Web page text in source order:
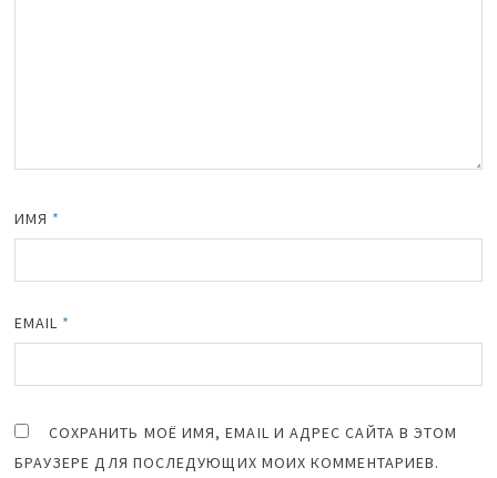
ИМЯ *
EMAIL *
СОХРАНИТЬ МОЁ ИМЯ, EMAIL И АДРЕС САЙТА В ЭТОМ
БРАУЗЕРЕ ДЛЯ ПОСЛЕДУЮЩИХ МОИХ КОММЕНТАРИЕВ.